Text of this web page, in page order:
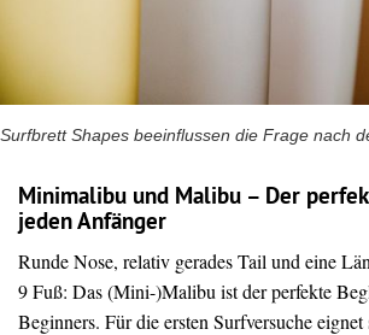
Surfbrett Shapes beeinflussen die Frage nach
Minimalibu und Malibu – Der
jeden Anfänger
Runde Nose, relativ gerades Tail und eine
9 Fuß: Das (Mini-)Malibu ist der perfekte
Beginners. Für die ersten Surfversuche eignet